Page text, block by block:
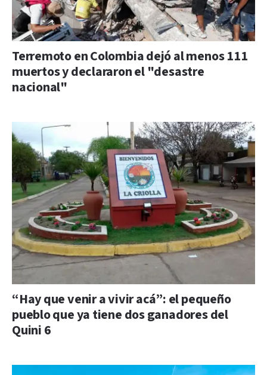
Terremoto en Colombia dejó al menos 111
muertos y declararon el "desastre
nacional"
“Hay que venir a vivir acá”: el pequeño
pueblo que ya tiene dos ganadores del
Quini 6